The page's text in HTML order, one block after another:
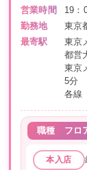
営業時間
19：
勤務地
東京
最寄駅
東京
都営
東京
5分
各線
職種 フロ
本入店